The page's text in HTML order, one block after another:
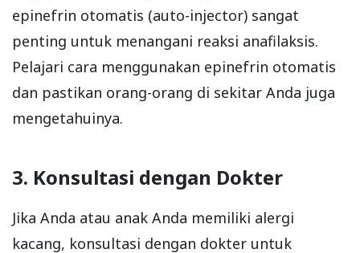
epinefrin otomatis (auto-injector) sangat
penting untuk menangani reaksi anafilaksis.
Pelajari cara menggunakan epinefrin otomatis
dan pastikan orang-orang di sekitar Anda juga
mengetahuinya.
3. Konsultasi dengan Dokter
Jika Anda atau anak Anda memiliki alergi
kacang, konsultasi dengan dokter untuk